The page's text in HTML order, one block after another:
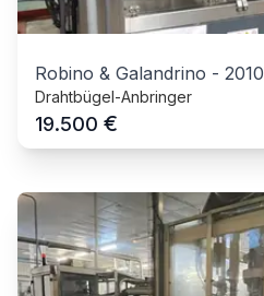
Robino & Galandrino - 2010
Drahtbügel-Anbringer
19.500 €